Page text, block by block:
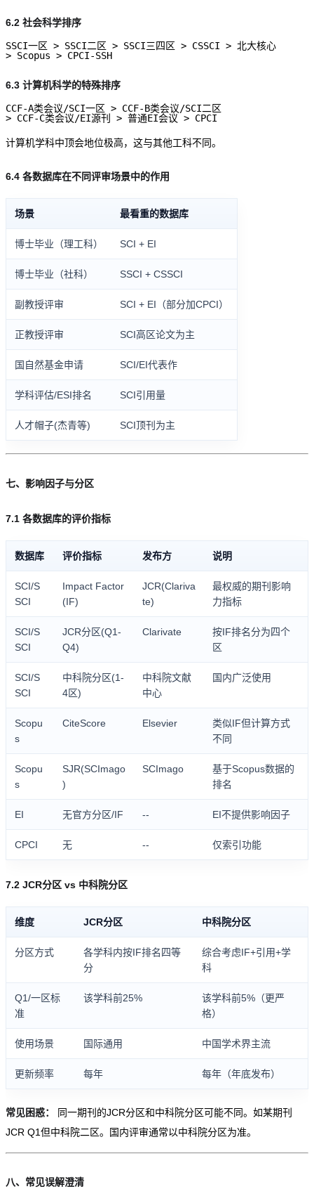
6.2 社会科学排序
SSCI一区 > SSCI二区 > SSCI三四区 > CSSCI > 北大核心
6.3 计算机科学的特殊排序
CCF-A类会议/SCI一区 > CCF-B类会议/SCI二区
计算机学科中顶会地位极高，这与其他工科不同。
6.4 各数据库在不同评审场景中的作用
场景 最看重的数据库
博士毕业（理工科） SCI + EI
博士毕业（社科） SSCI + CSSCI
副教授评审 SCI + EI（部分加CPCI）
正教授评审 SCI高区论文为主
国自然基金申请 SCI/EI代表作
学科评估/ESI排名 SCI引用量
人才帽子(杰青等) SCI顶刊为主
七、影响因子与分区
7.1 各数据库的评价指标
数据库 评价指标 发布方 说明
SCI/S
SCI
Impact Factor
(IF)
JCR(Clariva
te)
最权威的期刊影响
力指标
SCI/S
SCI
JCR分区(Q1-
Q4)
Clarivate
按IF排名分为四个
区
SCI/S
SCI
中科院分区(1-
4区)
中科院文献
中心
国内广泛使用
Scopu
s
CiteScore Elsevier
类似IF但计算方式
不同
Scopu
s
SJR(SCImago
)
SCImago
基于Scopus数据的
排名
EI 无官方分区/IF -- EI不提供影响因子
CPCI 无 -- 仅索引功能
7.2 JCR分区 vs 中科院分区
维度 JCR分区 中科院分区
分区方式
各学科内按IF排名四等
分
综合考虑IF+引用+学
科
Q1/一区标
准
该学科前25%
该学科前5%（更严
格）
使用场景 国际通用 中国学术界主流
更新频率 每年 每年（年底发布）
常见困惑：
同一期刊的JCR分区和中科院分区可能不同。如某期刊
JCR Q1但中科院二区。国内评审通常以中科院分区为准。
八、常见误解澄清